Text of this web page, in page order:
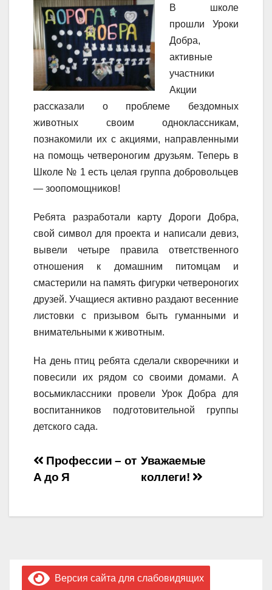
В школе
прошли Уроки
Добра,
активные
участники
Акции
рассказали о проблеме бездомных
животных своим одноклассникам,
познакомили их с акциями, направленными
на помощь четвероногим друзьям. Теперь в
Школе № 1 есть целая группа добровольцев
— зоопомощников!
Ребята разработали карту Дороги Добра,
свой символ для проекта и написали девиз,
вывели четыре правила ответственного
отношения к домашним питомцам и
смастерили на память фигурки четвероногих
друзей. Учащиеся активно раздают весенние
листовки с призывом быть гуманными и
внимательными к животным.
На день птиц ребята сделали скворечники и
повесили их рядом со своими домами. А
восьмиклассники провели Урок Добра для
воспитанников подготовительной группы
детского сада.
Навигация
по
записям
Уважаемые
коллеги!
Профессии – от
А до Я
Версия сайта для слабовидящих